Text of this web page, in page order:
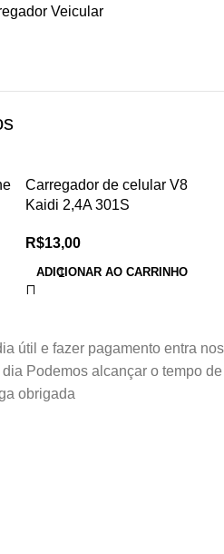
Veicular
Carregador de celular V8
Kaidi 2,4A 301S
R$13,00
ADICIONAR AO CARRINHO
útil e fazer pagamento entra nos
Podemos alcançar o tempo de
obrigada